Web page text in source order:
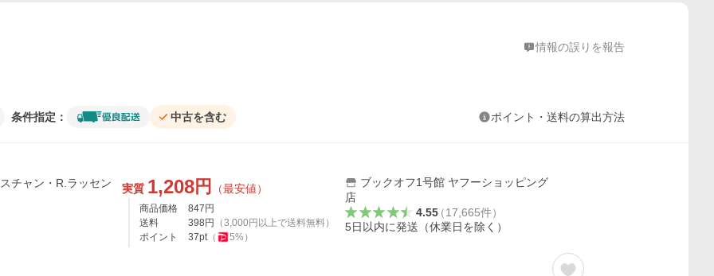
情報の誤りを報告
条件指定： 中古を含む ポイント・送料の算出方法
チャン・R.ラッセン 実質 1,208円 （最安値）
商品価格 847 円
送料
398 円 （3,000 円以上で送料無料）
ポイント
37pt（ 5%）
ブックオフ1号館 ヤフーショッピング
店
4.55（17,665件）
5日以内に発送（休業日を除く）